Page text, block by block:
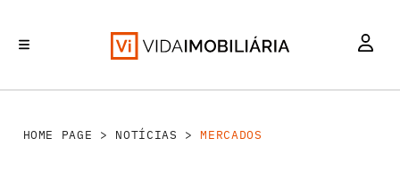
HOME PAGE > NOTÍCIAS >MERCADOS